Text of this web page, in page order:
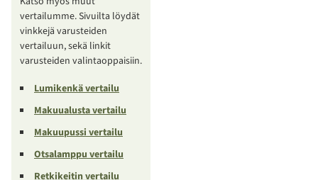
vertailumme. Sivuilta löydät
vinkkejä varusteiden
vertailuun, sekä linkit
varusteiden valintaoppaisiin.
Lumikenkä vertailu
Makuualusta vertailu
Makuupussi vertailu
Otsalamppu vertailu
Retkikeitin vertailu